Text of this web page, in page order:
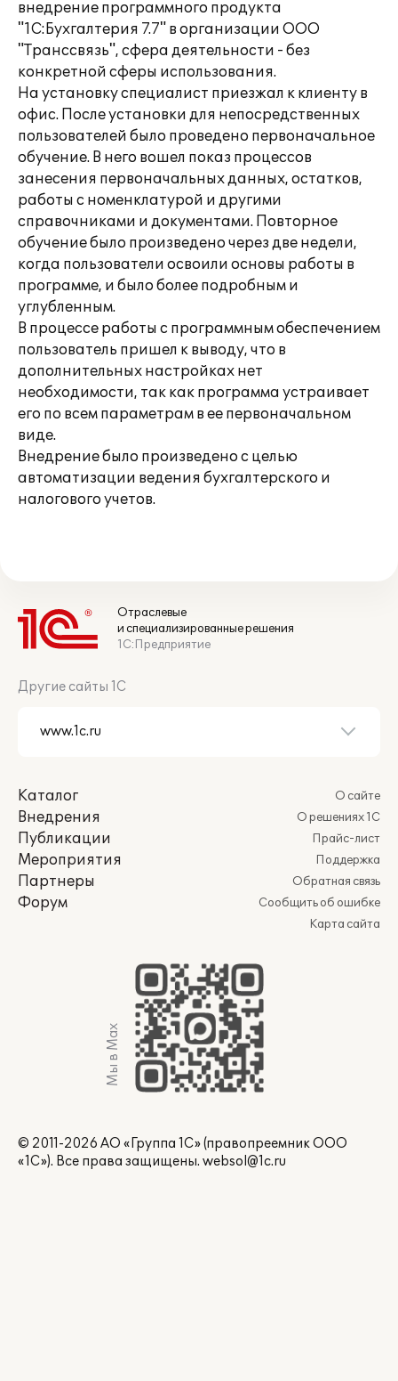
внедрение программного продукта
"1С:Бухгалтерия 7.7" в организации ООО
"Транссвязь", сфера деятельности - без
конкретной сферы использования.
На установку специалист приезжал к клиенту в
офис. После установки для непосредственных
пользователей было проведено первоначальное
обучение. В него вошел показ процессов
занесения первоначальных данных, остатков,
работы с номенклатурой и другими
справочниками и документами. Повторное
обучение было произведено через две недели,
когда пользователи освоили основы работы в
программе, и было более подробным и
углубленным.
В процессе работы с программным обеспечением
пользователь пришел к выводу, что в
дополнительных настройках нет
необходимости, так как программа устраивает
его по всем параметрам в ее первоначальном
виде.
Внедрение было произведено с целью
автоматизации ведения бухгалтерского и
налогового учетов.
Отраслевые
и специализированные решения
1С:Предприятие
Другие сайты 1С
Каталог
Внедрения
Публикации
Мероприятия
Партнеры
Форум
О сайте
О решениях 1С
Прайс-лист
Поддержка
Обратная связь
Сообщить об ошибке
Карта сайта
Мы в Max
© 2011-2026 АО «Группа 1С» (правопреемник ООО
«1С»). Все права защищены. websol@1c.ru